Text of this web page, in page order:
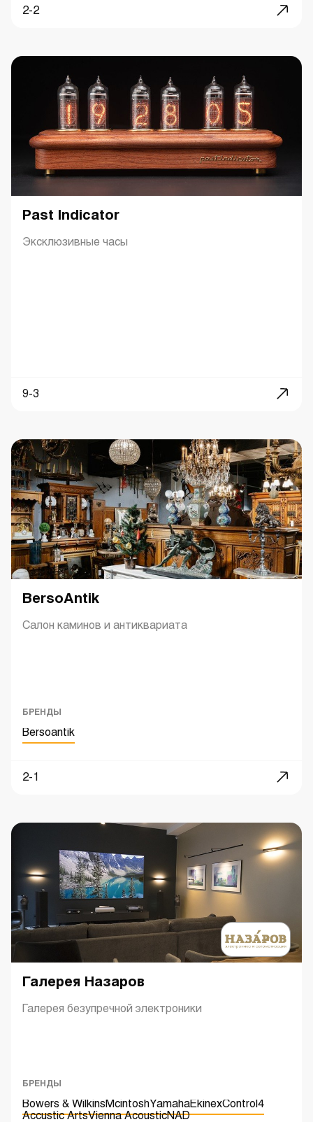
2-2
Past Indicator
Эксклюзивные часы
9-3
BersoAntik
Салон каминов и антиквариата
БРЕНДЫ
Bersoantik
2-1
Галерея Назаров
Галерея безупречной электроники
БРЕНДЫ
Bowers & Wilkins McintoshYamahaEkinexControl4
Accustic ArtsVienna AcousticNAD